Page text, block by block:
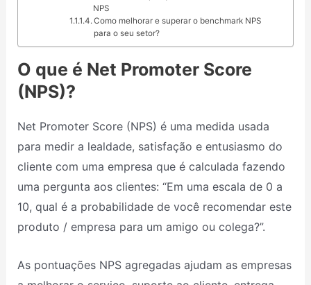
NPS
Como melhorar e superar o benchmark NPS
para o seu setor?
O que é Net Promoter Score
(NPS)?
Net Promoter Score (NPS) é uma medida usada
para medir a lealdade, satisfação e entusiasmo do
cliente com uma empresa que é calculada fazendo
uma pergunta aos clientes: “Em uma escala de 0 a
10, qual é a probabilidade de você recomendar este
produto / empresa para um amigo ou colega?”.
As pontuações NPS agregadas ajudam as empresas